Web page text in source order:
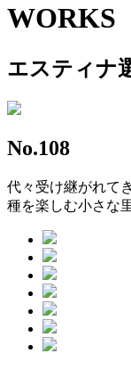
WORKS
エスティナ
No.108
代々受け継がれて
種を楽しむ小さな